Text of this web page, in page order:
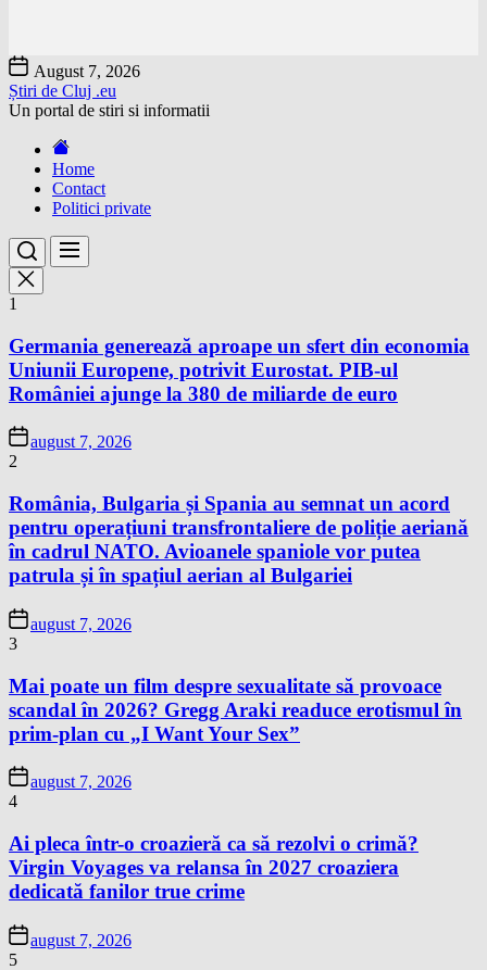
Skip
to
the
content
August 7, 2026
Știri de Cluj .eu
Un portal de stiri si informatii
Home
Contact
Politici private
1
Germania generează aproape un sfert din economia
Uniunii Europene, potrivit Eurostat. PIB-ul
României ajunge la 380 de miliarde de euro
august 7, 2026
2
România, Bulgaria și Spania au semnat un acord
pentru operațiuni transfrontaliere de poliție aeriană
în cadrul NATO. Avioanele spaniole vor putea
patrula și în spațiul aerian al Bulgariei
august 7, 2026
3
Mai poate un film despre sexualitate să provoace
scandal în 2026? Gregg Araki readuce erotismul în
prim-plan cu „I Want Your Sex”
august 7, 2026
4
Ai pleca într-o croazieră ca să rezolvi o crimă?
Virgin Voyages va relansa în 2027 croaziera
dedicată fanilor true crime
august 7, 2026
5